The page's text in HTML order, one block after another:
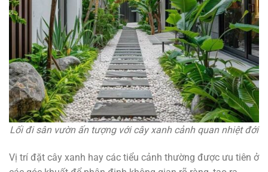
Lối đi sân vườn ấn tượng với cây xanh cảnh quan nhiệt đới
Vị trí đặt cây xanh hay các tiểu cảnh thường được ưu tiên ở